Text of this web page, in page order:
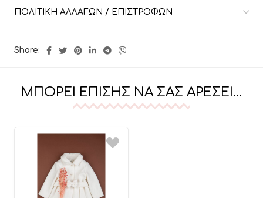
ΠΟΛΙΤΙΚΉ ΑΛΛΑΓΏΝ / ΕΠΙΣΤΡΟΦΏΝ
Share:
ΜΠΟΡΕΊ ΕΠΊΣΗΣ ΝΑ ΣΑΣ ΑΡΈΣΕΙ…